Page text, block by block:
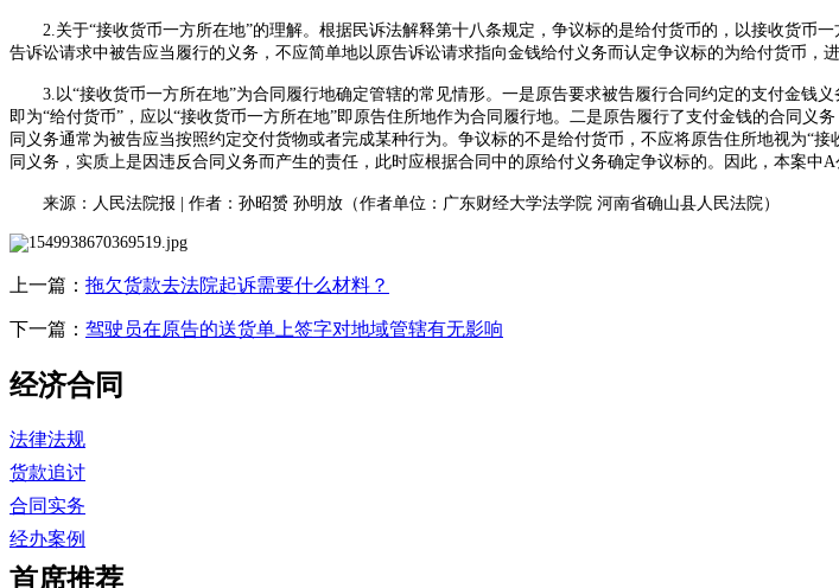
2.关于“接收货币一方所在地”的理解。根据民诉法解释第十八条规定，争议标的是给付货币的，以接收货
告诉讼请求中被告应当履行的义务，不应简单地以原告诉讼请求指向金钱给付义务而认定争议标的为给付货币，
3.以“接收货币一方所在地”为合同履行地确定管辖的常见情形。一是原告要求被告履行合同约定的支付金
即为“给付货币”，应以“接收货币一方所在地”即原告住所地作为合同履行地。二是原告履行了支付金钱的合同
同义务通常为被告应当按照约定交付货物或者完成某种行为。争议标的不是给付货币，不应将原告住所地视为“
同义务，实质上是因违反合同义务而产生的责任，此时应根据合同中的原给付义务确定争议标的。因此，本案中A
来源：人民法院报 作者：孙昭赟 孙明放 （作者单位：广东财经大学法学院 河南省确山县人民法院）
上一篇： 拖欠货款去法院起诉需要什么材料？
下一篇： 驾驶员在原告的送货单上签字对地域管辖有无影响
经济合同
法律法规
货款追讨
合同实务
经办案例
首席推荐